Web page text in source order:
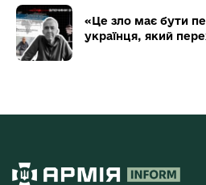
«Це зло має бути
українця, який